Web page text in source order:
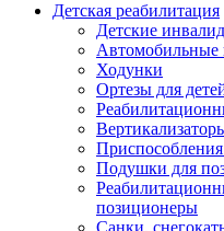
Детская реабилитация
Детские
Автомобильные
Ходунки
Ортезы для
Подушки для
позиционеры